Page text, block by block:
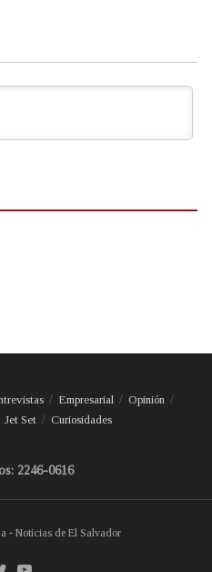
Empresarial
Opinión
Jet Set Curiosidades
2246-0616
- Noticias de El Salvador